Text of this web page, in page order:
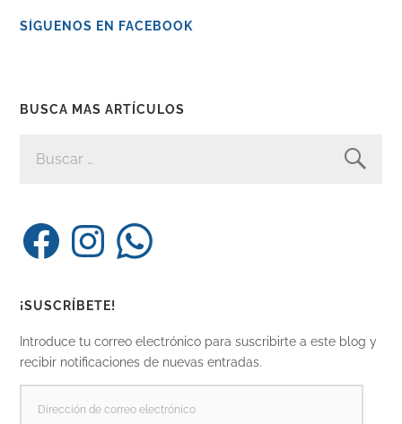
SÍGUENOS EN FACEBOOK
BUSCA MAS ARTÍCULOS
FacebookInstagramWhatsApp
¡SUSCRÍBETE!
Introduce tu correo electrónico para suscribirte a este blog y
recibir notificaciones de nuevas entradas.